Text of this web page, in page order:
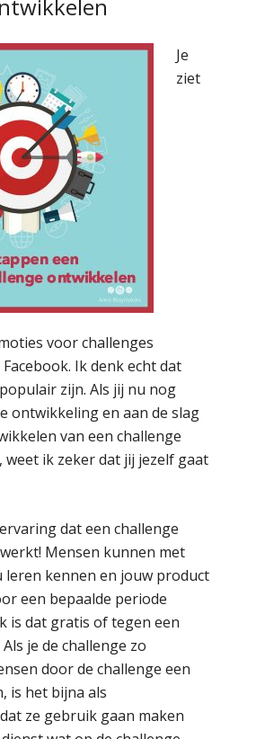
Je
ziet
voor challenges
Ik denk echt dat
zijn. Als jij nu nog
ontwikkeling en aan de slag
van een challenge
ik zeker dat jij jezelf gaat
dat een challenge
Mensen kunnen met
leren kennen en jouw product
een bepaalde periode
is dat gratis of tegen een
je de challenge zo
door de challenge een
is het bijna als
ze gebruik gaan maken